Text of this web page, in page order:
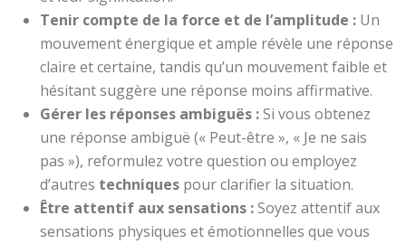
Tenir compte de la force et de l’amplitude : Un
mouvement énergique et ample révèle une réponse
claire et certaine, tandis qu’un mouvement faible et
hésitant suggère une réponse moins affirmative.
Gérer les réponses ambiguës :Si vous obtenez
une réponse ambiguë (« Peut-être », « Je ne sais
pas »), reformulez votre question ou employez
d’autres techniques pour clarifier la situation.
Être attentif aux sensations :Soyez attentif aux
sensations physiques et émotionnelles que vous